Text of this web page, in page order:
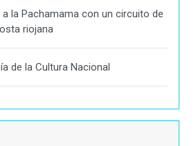
la Pachamama con un circuito de
riojana
de la Cultura Nacional